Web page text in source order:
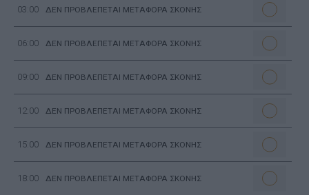
03:00 ΔΕΝ ΠΡΟΒΛΕΠΕΤΑΙ ΜΕΤΑΦΟΡΑ ΣΚΟΝΗΣ
06:00 ΔΕΝ ΠΡΟΒΛΕΠΕΤΑΙ ΜΕΤΑΦΟΡΑ ΣΚΟΝΗΣ
09:00 ΔΕΝ ΠΡΟΒΛΕΠΕΤΑΙ ΜΕΤΑΦΟΡΑ ΣΚΟΝΗΣ
12:00 ΔΕΝ ΠΡΟΒΛΕΠΕΤΑΙ ΜΕΤΑΦΟΡΑ ΣΚΟΝΗΣ
15:00 ΔΕΝ ΠΡΟΒΛΕΠΕΤΑΙ ΜΕΤΑΦΟΡΑ ΣΚΟΝΗΣ
18:00 ΔΕΝ ΠΡΟΒΛΕΠΕΤΑΙ ΜΕΤΑΦΟΡΑ ΣΚΟΝΗΣ